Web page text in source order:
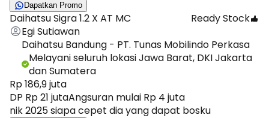
Dapatkan Promo
Daihatsu Sigra 1.2 X AT MC
Ready Stock
Egi Sutiawan
Daihatsu Bandung - PT. Tunas Mobilindo Perkasa
Melayani seluruh lokasi Jawa Barat, DKI Jakarta
dan Sumatera
Rp 186,9 juta
DP Rp 21 jutaAngsuran mulai Rp 4 juta
nik 2025 siapa cepet dia yang dapat bosku